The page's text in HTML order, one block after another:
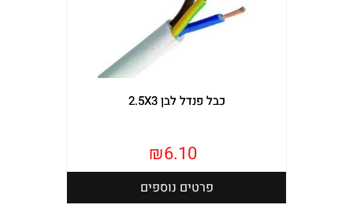
כבל פנדל לבן 2.5X3
₪6.10
פרטים נוספים